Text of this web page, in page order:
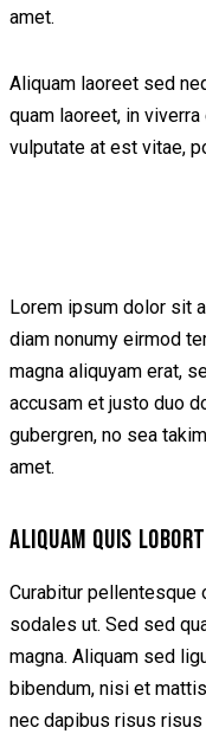
amet.
Aliquam laoreet sed
quam laoreet, in
vulputate at est vitae,
Lorem ipsum dolor sit
diam nonumy eirmod
magna aliquyam erat,
accusam et justo duo
gubergren, no sea
amet.
ALIQUAM QUIS
Curabitur pellentesque
sodales ut. Sed sed
magna. Aliquam sed
bibendum, nisi et
nec dapibus risus